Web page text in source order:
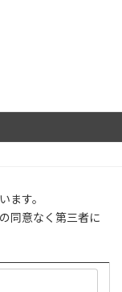
ます。
同意なく第三者に